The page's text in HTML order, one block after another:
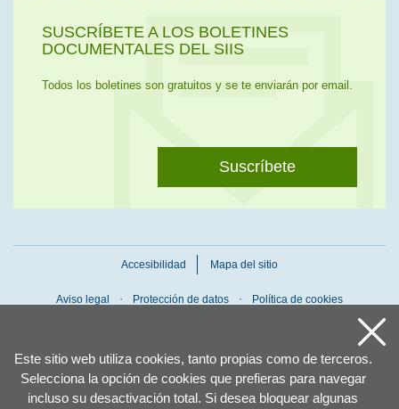
Este sitio web utiliza cookies, tanto propias como de terceros.
Selecciona la opción de cookies que prefieras para navegar
incluso su desactivación total. Si desea bloquear algunas
SUSCRÍBETE A LOS BOLETINES
DOCUMENTALES DEL SIIS
Todos los boletines son gratuitos y se te enviarán por email.
Suscríbete
Accesibilidad Mapa del sitio
Aviso legal Protección de datos Política de cookies